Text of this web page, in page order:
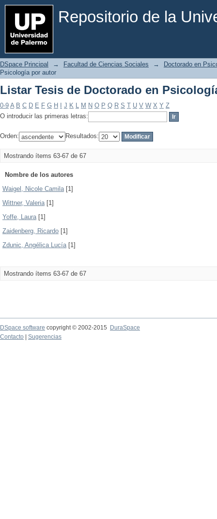
Repositorio de la
Listar Tesis de Doctorado en
DSpace Principal → Facultad de Ciencias Sociales →
Doctorado en
Psicología por autor
Listar Tesis de Doctorado en
0-9 A B C D E F G H J K L M N O P Q R S T U V W X Y Z
O introducir las primeras letras:
Orden: Resultados:
Mostrando ítems 63-67 de 67
Nombre de los autores
Waigel, Nicole Camila[1]
Wittner, Valeria[1]
Yoffe, Laura[1]
Zaidenberg, Ricardo [1]
Zdunic, Angélica Lucía[1]
Mostrando ítems 63-67 de 67
DSpace software copyright © 2002-2015
DuraSpace
Contacto
Sugerencias